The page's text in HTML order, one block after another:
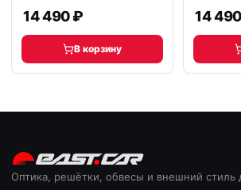
14 490 ₽
В корзину
14
Оптика, решётки, обвесы и внешний стиль